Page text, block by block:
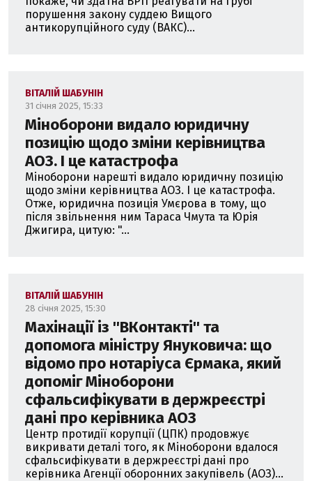
порушення закону суддею Вищого
антикорупційного суду (ВАКС)...
ВІТАЛІЙ ШАБУНІН
31 січня 2025, 15:33
Міноборони видало юридичну
позицію щодо зміни керівництва
АОЗ. І це катастрофа
Міноборони нарешті видало юридичну позицію
щодо зміни керівництва АОЗ. І це катастрофа.
Отже, юридична позиція Умєрова в тому, що
після звільнення ним Тараса Чмута та Юрія
Джигира, цитую: "...
ВІТАЛІЙ ШАБУНІН
28 січня 2025, 15:30
Махінації із ''ВКонтакті'' та
допомога міністру Януковича: що
відомо про нотаріуса Єрмака, який
допоміг Міноборони
сфальсифікувати в держреєстрі
дані про керівника АОЗ
Центр протидії корупції (ЦПК) продовжує
викривати деталі того, як Міноборони вдалося
сфальсифікувати в держреєстрі дані про
керівника Агенції оборонних закупівель (АОЗ)...